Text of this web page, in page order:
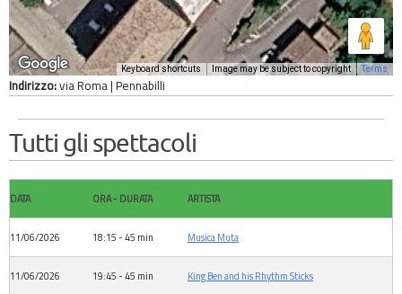
Keyboard shortcuts Image may be subject to copyright Terms
Indirizzo:via Roma | Pennabilli
Tutti gli spettacoli
DATA ORA - DURATA ARTISTA
11/06/2026 18:15 - 45 min Musica Muta
11/06/2026 19:45 - 45 min King Ben and his Rhythm Sticks